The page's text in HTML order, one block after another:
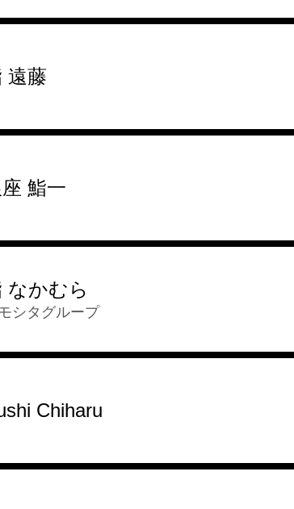
遠藤
鮨一
なかむら
シタグループ
Chiharu